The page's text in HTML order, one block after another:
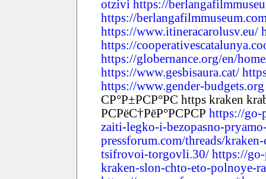
otzivi https://
https://
https://www.itineracarolusv.eu/
https://
https://globernance.org/en/
https://www.gesbisaura.cat/
https://www.gender-budgets.org
СР°Р±РСР°РС https kraken
РСРёС†РёР°РСРСР https://go-
zaiti-legko-i-bezopasno-
pressforum.com/threads/
tsifrovoi-torgovli.30/ https://
kraken-slon-chto-eto-polnoye-